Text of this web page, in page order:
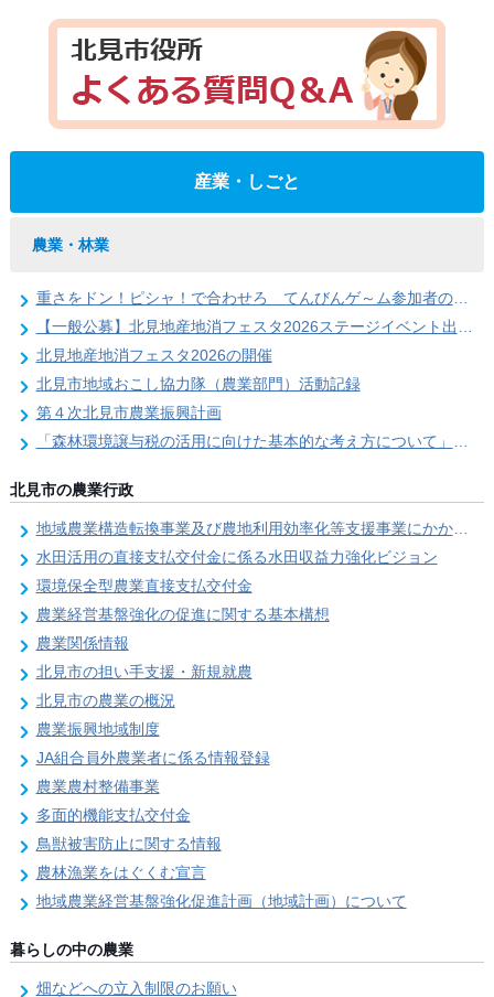
産業・しごと
農業・林業
重さをドン！ピシャ！で合わせろ てんびんゲ～ム参加者の募集（北見地産地消フェスタ2026）
【一般公募】北見地産地消フェスタ2026ステージイベント出演者の募集
北見地産地消フェスタ2026の開催
北見市地域おこし協力隊（農業部門）活動記録
第４次北見市農業振興計画
「森林環境譲与税の活用に向けた基本的な考え方について」を策定しました
北見市の農業行政
地域農業構造転換事業及び農地利用効率化等支援事業にかかる要望調査
水田活用の直接支払交付金に係る水田収益力強化ビジョン
環境保全型農業直接支払交付金
農業経営基盤強化の促進に関する基本構想
農業関係情報
北見市の担い手支援・新規就農
北見市の農業の概況
農業振興地域制度
JA組合員外農業者に係る情報登録
農業農村整備事業
多面的機能支払交付金
鳥獣被害防止に関する情報
農林漁業をはぐくむ宣言
地域農業経営基盤強化促進計画（地域計画）について
暮らしの中の農業
畑などへの立入制限のお願い